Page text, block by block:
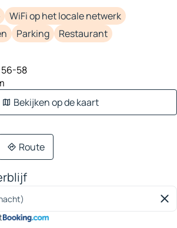
WiFi op het locale netwerk
Parking Restaurant
58
Bekijken op de kaart
Route